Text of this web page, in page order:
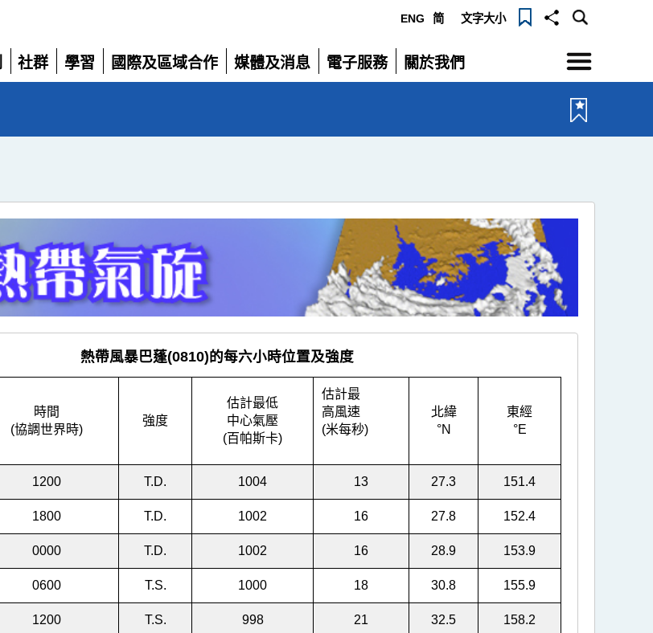
ENG 简 文字大小
社群
展
學習
展
國際及區域合作
展
媒體及消息
展
電子服務
展
關於我們
展
選
單
熱帶風暴巴蓬(0810)的每六小時位置及強度
時間
(協調世界時)
強度
估計最低
中心氣壓
(百帕斯卡)
估計最
高風速
(米每秒)
北緯
°N
東經
°E
1200 T.D. 1004 13 27.3 151.4
1800 T.D. 1002 16 27.8 152.4
0000 T.D. 1002 16 28.9 153.9
0600 T.S. 1000 18 30.8 155.9
1200 T.S. 998 21 32.5 158.2